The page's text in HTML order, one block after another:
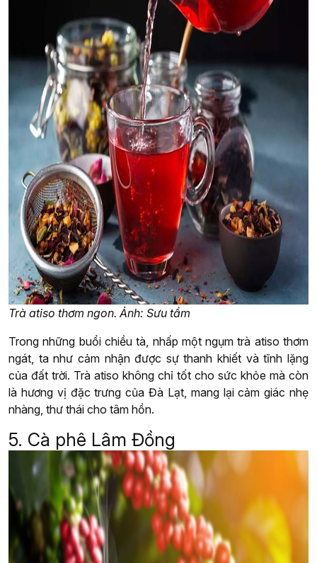
Trà atiso thơm ngon. Ảnh: Sưu tầm
Trong những buổi chiều tà, nhấp một ngụm trà atiso thơm
ngát, ta như cảm nhận được sự thanh khiết và tĩnh lặng
của đất trời. Trà atiso không chỉ tốt cho sức khỏe mà còn
là hương vị đặc trưng của Đà Lạt, mang lại cảm giác nhẹ
nhàng, thư thái cho tâm hồn.
5. Cà phê Lâm Đồng